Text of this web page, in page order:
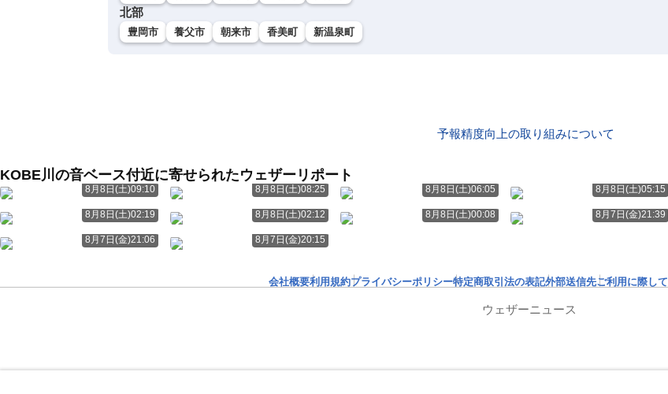
北部
豊岡市 養父市 朝来市 香美町 新温泉町
予報精度向上の取り組みについて
KOBE川の音ベース付近に寄せられたウェザーリポート
8月8日(土)09:10 8月8日(土)08:25 8月8日(土)06:05 8月8日(土)05:15
8月8日(土)02:19 8月8日(土)02:12 8月8日(土)00:08 8月7日(金)21:39
8月7日(金)21:06 8月7日(金)20:15
会社概要利用規約プライバシーポリシー特定商取引法の表記外部送信先ご利用に際して
ウェザーニュース